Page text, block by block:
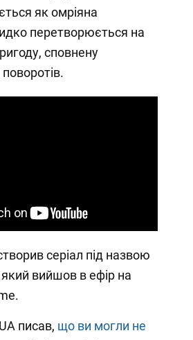
як омріяна
перетворюється на
сповнену
серіал під назвою
вийшов в ефір на
писав, що ви могли не